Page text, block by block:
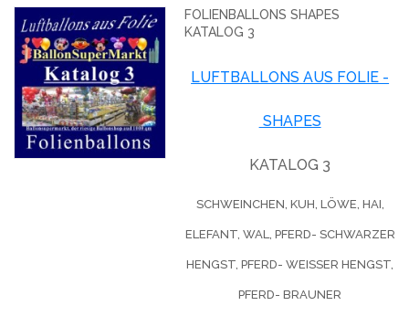
FOLIENBALLONS SHAPES
KATALOG 3
LUFTBALLONS AUS FOLIE -
SHAPES
KATALOG 3
SCHWEINCHEN, KUH, LÖWE, HAI,
ELEFANT, WAL, PFERD- SCHWARZER
HENGST, PFERD- WEISSER HENGST, P
FERD- BRAUNER H